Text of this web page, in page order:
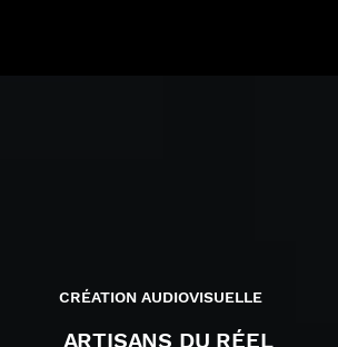
CRÉATION AUDIOVISUELLE
ARTISANS DU RÉEL